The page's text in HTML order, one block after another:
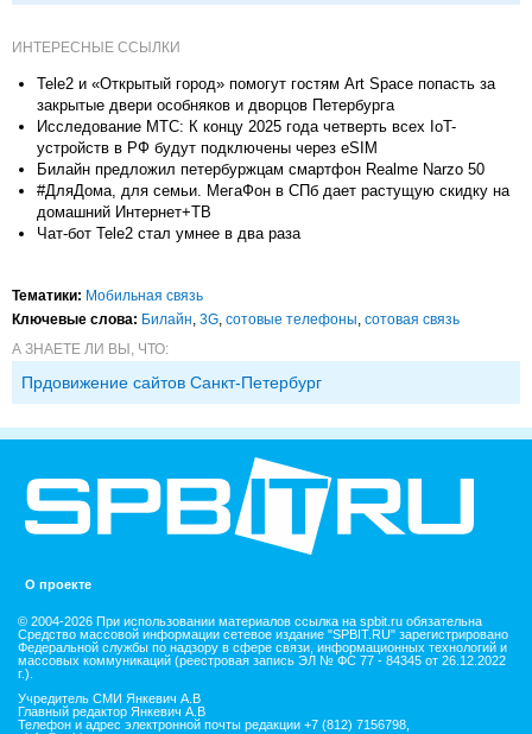
ИНТЕРЕСНЫЕ ССЫЛКИ
Tele2 и «Открытый город» помогут гостям Art Space попасть за
закрытые двери особняков и дворцов Петербурга
Исследование МТС: К концу 2025 года четверть всех IoT-
устройств в РФ будут подключены через eSIM
Билайн предложил петербуржцам смартфон Realme Narzo 50
#ДляДома, для семьи. МегаФон в СПб дает растущую скидку на
домашний Интернет+ТВ
Чат-бот Tele2 стал умнее в два раза
Тематики: Мобильная связь
Ключевые слова: Билайн 3G сотовые телефоны сотовая связь
А ЗНАЕТЕ ЛИ ВЫ, ЧТО:
Прдовижение сайтов Санкт-Петербург
О проекте
© 2004-2026 При использовании материалов ссылка на spbit.ru обязательна
Средство массовой информации сетевое издание "SPBIT.RU" зарегистрировано
Федеральной службы по надзору в сфере связи, информационных технологий и
массовых коммуникаций (реестровая запись ЭЛ № ФС 77 - 84345 от 26.12.2022
г.).
Учредитель СМИ Янкевич А.В
Главный редактор Янкевич А.В
Телефон и адрес электронной почты редакции +7 (812) 7156798,